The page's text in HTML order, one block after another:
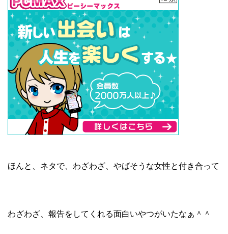
ほんと、ネタで、わざわざ、やばそうな女性と付き合って
わざわざ、報告をしてくれる面白いやつがいたなぁ＾＾